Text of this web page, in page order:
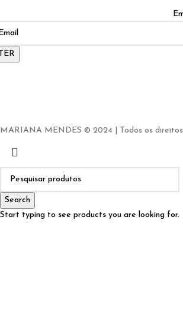
MARIANA MENDES © 2024 | Todos os direitos
Search
Start typing to see products you are looking for.